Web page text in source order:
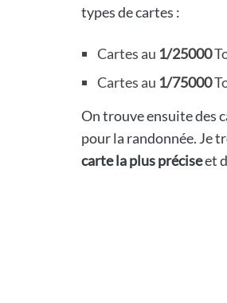
types de cartes :
Cartes au 1/25000
Cartes au 1/75000
On trouve ensuite des
pour la randonnée. Je
carte la plus préciseet